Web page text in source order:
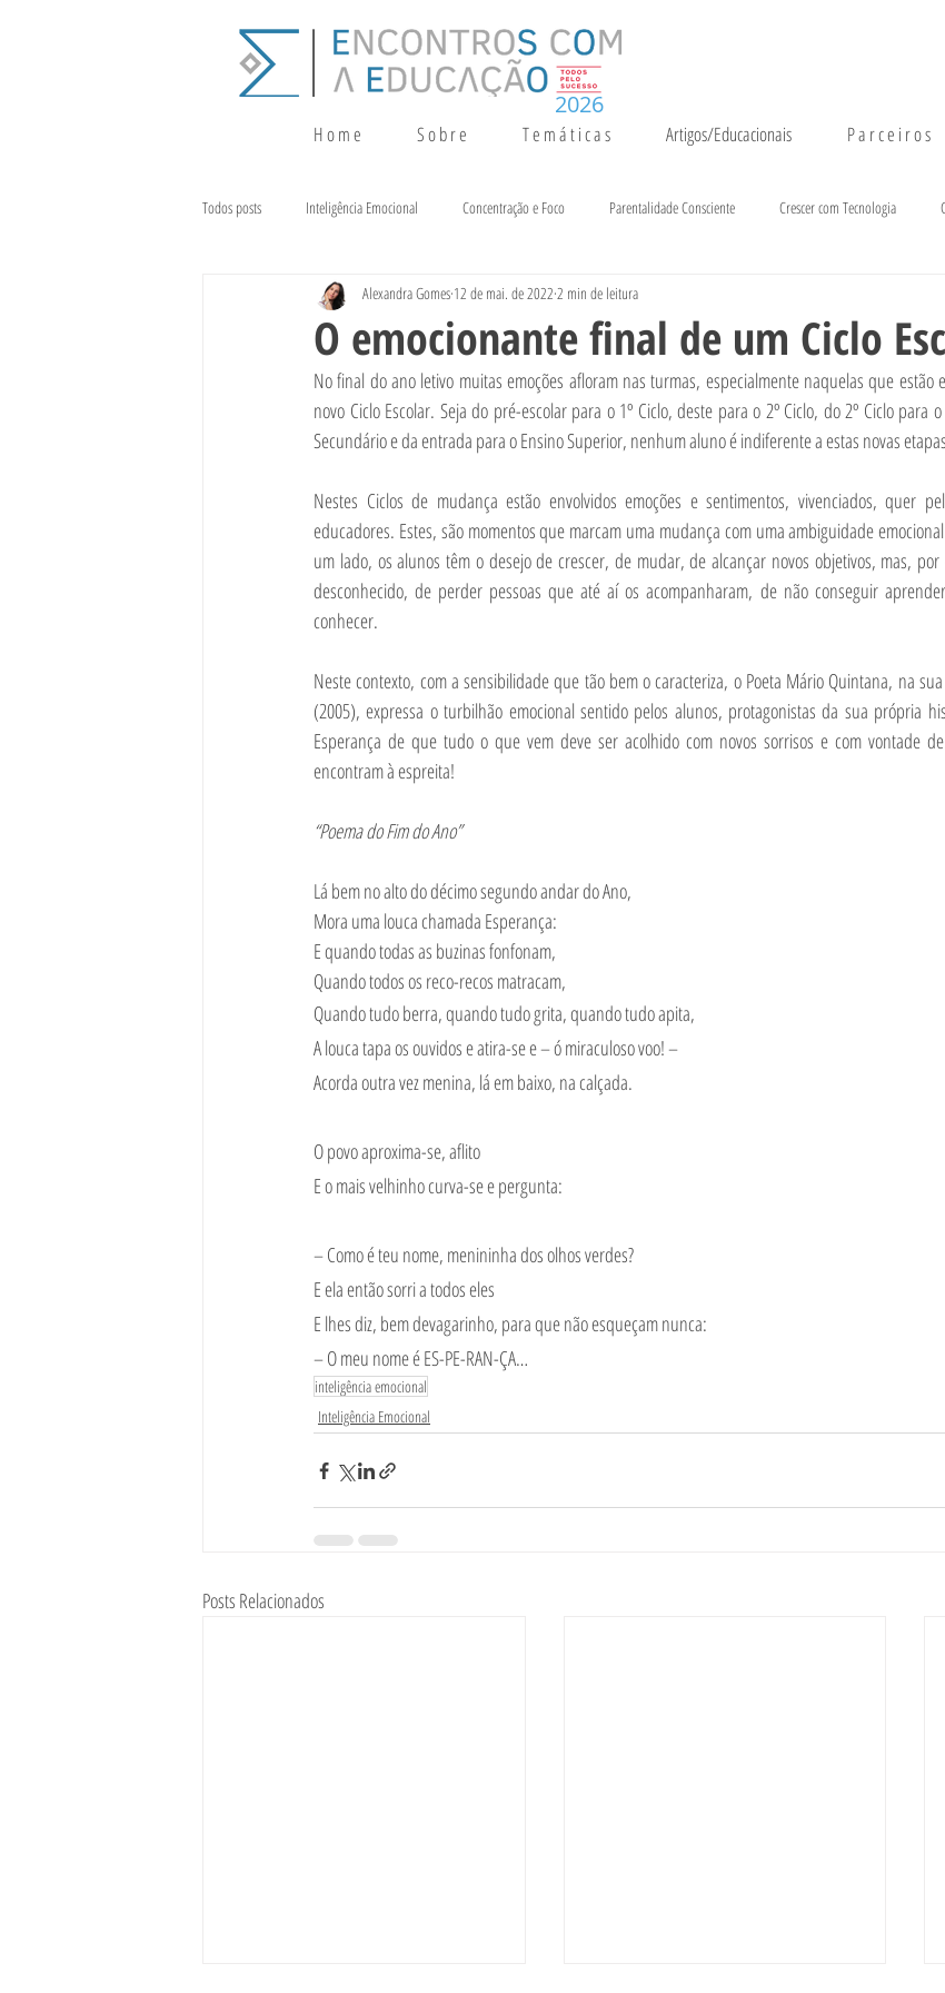
H o m e S o b r e T e m á t i c a s Artigos/Educacionais P a r c e i r o s
2026
Todos posts Inteligência Emocional Concentração e Foco Parentalidade Consciente Crescer com Tecnologia
Terapia da Fala Alimentação e Crescimento
O emocionante final de um Ciclo
Alexandra Gomes 12 de mai. de 2022 2 min de leitura
No final do ano letivo muitas emoções afloram nas turmas, especialmente naquelas que estão
novo Ciclo Escolar. Seja do pré-escolar para o 1º Ciclo, deste para o 2º Ciclo, do 2º Ciclo para
Secundário e da entrada para o Ensino Superior, nenhum aluno é indiferente a estas novas
Nestes Ciclos de mudança estão envolvidos emoções e sentimentos, vivenciados, quer
educadores. Estes, são momentos que marcam uma mudança com uma ambiguidade
um lado, os alunos têm o desejo de crescer, de mudar, de alcançar novos objetivos, mas,
desconhecido, de perder pessoas que até aí os acompanharam, de não conseguir
conhecer.
Neste contexto, com a sensibilidade que tão bem o caracteriza, o Poeta Mário Quintana, na
(2005), expressa o turbilhão emocional sentido pelos alunos, protagonistas da sua própria
Esperança de que tudo o que vem deve ser acolhido com novos sorrisos e com vontade
encontram à espreita!
“Poema do Fim do Ano”
Lá bem no alto do décimo segundo andar do Ano,
Mora uma louca chamada Esperança:
E quando todas as buzinas fonfonam,
Quando todos os reco-recos matracam,
Quando tudo berra, quando tudo grita, quando tudo apita,
A louca tapa os ouvidos e atira-se e – ó miraculoso voo! –
Acorda outra vez menina, lá em baixo, na calçada.
O povo aproxima-se, aflito
E o mais velhinho curva-se e pergunta:
– Como é teu nome, menininha dos olhos verdes?
E ela então sorri a todos eles
E lhes diz, bem devagarinho, para que não esqueçam nunca:
– O meu nome é ES-PE-RAN-ÇA…
inteligência emocional
Inteligência Emocional
Posts Relacionados